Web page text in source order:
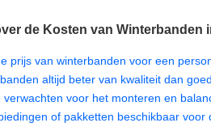
de Kosten van Winterbanden
prijs van winterbanden voor een
altijd beter van kwaliteit dan
verwachten voor het monteren en
of pakketten beschikbaar